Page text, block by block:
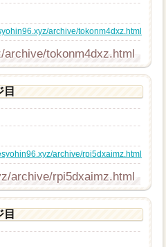
archive/tokonm4dxz.html
tokonm4dxz.html
archive/rpi5dxaimz.html
archive/rpi5dxaimz.html